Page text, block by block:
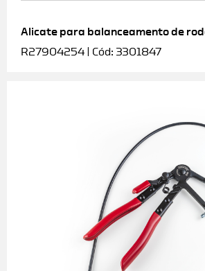
Alicate para balanceamento de
R27904254 | Cód: 3301847